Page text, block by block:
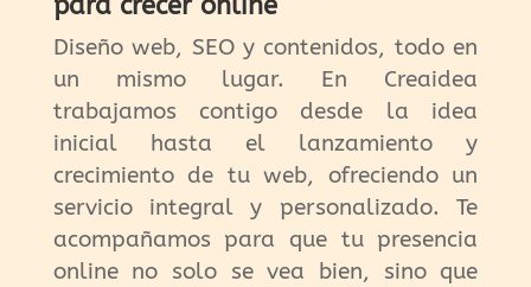
Diseño web, SEO y contenidos, todo en
un mismo lugar. En Creaidea
trabajamos contigo desde la idea
inicial hasta el lanzamiento y
crecimiento de tu web, ofreciendo un
servicio integral y personalizado. Te
acompañamos para que tu presencia
online no solo se vea bien, sino que